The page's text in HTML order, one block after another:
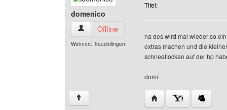
domenico
domenico Benutzer-Profile anzeigen
Offline
Wohnort: Treuchtlingen
Titel:
na des wird mal wieder so
extras machen und die
schneeflocken auf der hp
domi
↑ Website dieses